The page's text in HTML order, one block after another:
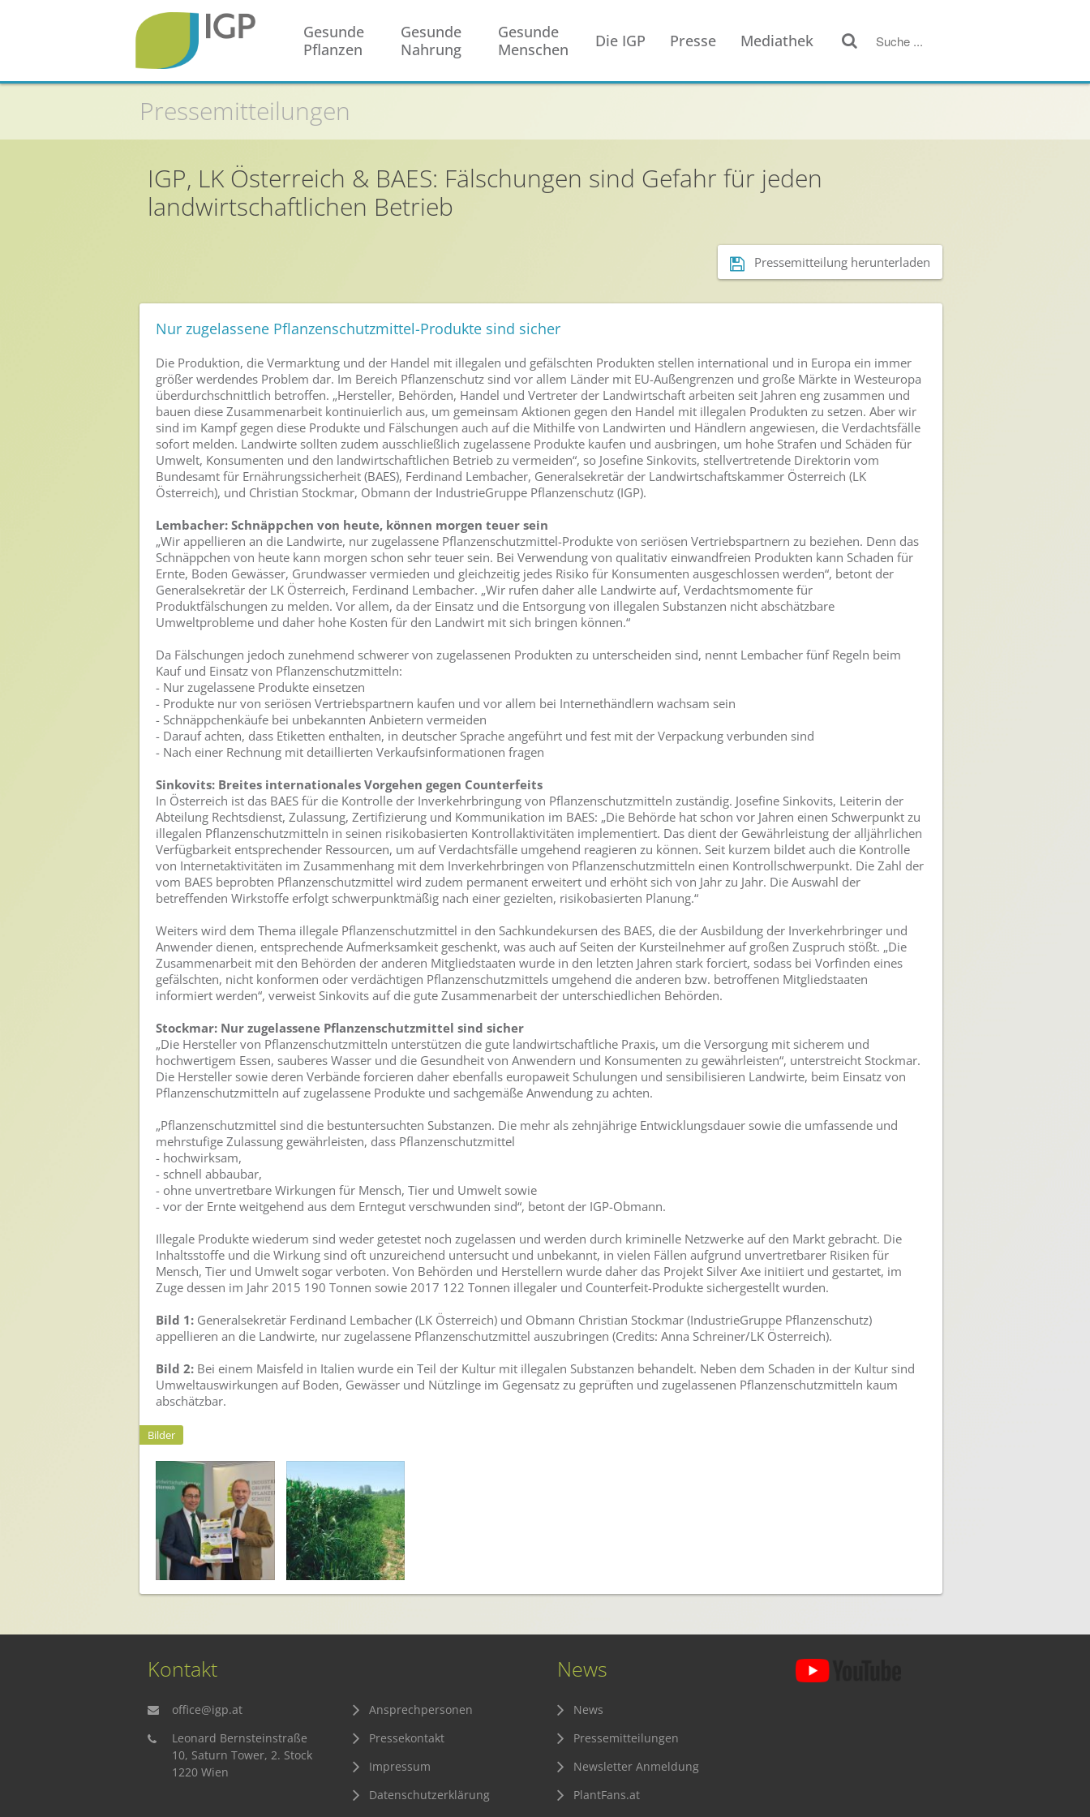
Gesunde Pflanzen
Integrierter Pflanzenschutz
Nutzen von Pflanzenschutzmitteln
Entsorgung von Pflanzenschutzmittel-Leergebinden
Gesunde
Pflanzen
Gesunde
Nahrung
Gesunde
Menschen
Die IGP Presse Mediathek
Pressemitteilungen
IGP, LK Österreich & BAES: Fälschungen sind Gefahr für jeden
landwirtschaftlichen Betrieb
Pressemitteilung herunterladen
Nur zugelassene Pflanzenschutzmittel-Produkte sind sicher
Die Produktion, die Vermarktung und der Handel mit illegalen und gefälschten Produkten stellen international und in Europa ein immer
größer werdendes Problem dar. Im Bereich Pflanzenschutz sind vor allem Länder mit EU-Außengrenzen und große Märkte in Westeuropa
überdurchschnittlich betroffen. „Hersteller, Behörden, Handel und Vertreter der Landwirtschaft arbeiten seit Jahren eng zusammen und
bauen diese Zusammenarbeit kontinuierlich aus, um gemeinsam Aktionen gegen den Handel mit illegalen Produkten zu setzen. Aber wir
sind im Kampf gegen diese Produkte und Fälschungen auch auf die Mithilfe von Landwirten und Händlern angewiesen, die Verdachtsfälle
sofort melden. Landwirte sollten zudem ausschließlich zugelassene Produkte kaufen und ausbringen, um hohe Strafen und Schäden für
Umwelt, Konsumenten und den landwirtschaftlichen Betrieb zu vermeiden“, so Josefine Sinkovits, stellvertretende Direktorin vom
Bundesamt für Ernährungssicherheit (BAES), Ferdinand Lembacher, Generalsekretär der Landwirtschaftskammer Österreich (LK
Österreich), und Christian Stockmar, Obmann der IndustrieGruppe Pflanzenschutz (IGP).
Lembacher: Schnäppchen von heute, können morgen teuer sein
„Wir appellieren an die Landwirte, nur zugelassene Pflanzenschutzmittel-Produkte von seriösen Vertriebspartnern zu beziehen. Denn das
Schnäppchen von heute kann morgen schon sehr teuer sein. Bei Verwendung von qualitativ einwandfreien Produkten kann Schaden für
Ernte, Boden Gewässer, Grundwasser vermieden und gleichzeitig jedes Risiko für Konsumenten ausgeschlossen werden“, betont der
Generalsekretär der LK Österreich, Ferdinand Lembacher. „Wir rufen daher alle Landwirte auf, Verdachtsmomente für
Produktfälschungen zu melden. Vor allem, da der Einsatz und die Entsorgung von illegalen Substanzen nicht abschätzbare
Umweltprobleme und daher hohe Kosten für den Landwirt mit sich bringen können.“
Da Fälschungen jedoch zunehmend schwerer von zugelassenen Produkten zu unterscheiden sind, nennt Lembacher fünf Regeln beim
Kauf und Einsatz von Pflanzenschutzmitteln:
- Nur zugelassene Produkte einsetzen
- Produkte nur von seriösen Vertriebspartnern kaufen und vor allem bei Internethändlern wachsam sein
- Schnäppchenkäufe bei unbekannten Anbietern vermeiden
- Darauf achten, dass Etiketten enthalten, in deutscher Sprache angeführt und fest mit der Verpackung verbunden sind
- Nach einer Rechnung mit detaillierten Verkaufsinformationen fragen
Sinkovits: Breites internationales Vorgehen gegen Counterfeits
In Österreich ist das BAES für die Kontrolle der Inverkehrbringung von Pflanzenschutzmitteln zuständig. Josefine Sinkovits, Leiterin der
Abteilung Rechtsdienst, Zulassung, Zertifizierung und Kommunikation im BAES: „Die Behörde hat schon vor Jahren einen Schwerpunkt zu
illegalen Pflanzenschutzmitteln in seinen risikobasierten Kontrollaktivitäten implementiert. Das dient der Gewährleistung der alljährlichen
Verfügbarkeit entsprechender Ressourcen, um auf Verdachtsfälle umgehend reagieren zu können. Seit kurzem bildet auch die Kontrolle
von Internetaktivitäten im Zusammenhang mit dem Inverkehrbringen von Pflanzenschutzmitteln einen Kontrollschwerpunkt. Die Zahl der
vom BAES beprobten Pflanzenschutzmittel wird zudem permanent erweitert und erhöht sich von Jahr zu Jahr. Die Auswahl der
betreffenden Wirkstoffe erfolgt schwerpunktmäßig nach einer gezielten, risikobasierten Planung.“
Weiters wird dem Thema illegale Pflanzenschutzmittel in den Sachkundekursen des BAES, die der Ausbildung der Inverkehrbringer und
Anwender dienen, entsprechende Aufmerksamkeit geschenkt, was auch auf Seiten der Kursteilnehmer auf großen Zuspruch stößt. „Die
Zusammenarbeit mit den Behörden der anderen Mitgliedstaaten wurde in den letzten Jahren stark forciert, sodass bei Vorfinden eines
gefälschten, nicht konformen oder verdächtigen Pflanzenschutzmittels umgehend die anderen bzw. betroffenen Mitgliedstaaten
informiert werden“, verweist Sinkovits auf die gute Zusammenarbeit der unterschiedlichen Behörden.
Stockmar: Nur zugelassene Pflanzenschutzmittel sind sicher
„Die Hersteller von Pflanzenschutzmitteln unterstützen die gute landwirtschaftliche Praxis, um die Versorgung mit sicherem und
hochwertigem Essen, sauberes Wasser und die Gesundheit von Anwendern und Konsumenten zu gewährleisten“, unterstreicht Stockmar.
Die Hersteller sowie deren Verbände forcieren daher ebenfalls europaweit Schulungen und sensibilisieren Landwirte, beim Einsatz von
Pflanzenschutzmitteln auf zugelassene Produkte und sachgemäße Anwendung zu achten.
„Pflanzenschutzmittel sind die bestuntersuchten Substanzen. Die mehr als zehnjährige Entwicklungsdauer sowie die umfassende und
mehrstufige Zulassung gewährleisten, dass Pflanzenschutzmittel
- hochwirksam,
- schnell abbaubar,
- ohne unvertretbare Wirkungen für Mensch, Tier und Umwelt sowie
- vor der Ernte weitgehend aus dem Erntegut verschwunden sind“, betont der IGP-Obmann.
Illegale Produkte wiederum sind weder getestet noch zugelassen und werden durch kriminelle Netzwerke auf den Markt gebracht. Die
Inhaltsstoffe und die Wirkung sind oft unzureichend untersucht und unbekannt, in vielen Fällen aufgrund unvertretbarer Risiken für
Mensch, Tier und Umwelt sogar verboten. Von Behörden und Herstellern wurde daher das Projekt Silver Axe initiiert und gestartet, im
Zuge dessen im Jahr 2015 190 Tonnen sowie 2017 122 Tonnen illegaler und Counterfeit-Produkte sichergestellt wurden.
Bild 1: Generalsekretär Ferdinand Lembacher (LK Österreich) und Obmann Christian Stockmar (IndustrieGruppe Pflanzenschutz)
appellieren an die Landwirte, nur zugelassene Pflanzenschutzmittel auszubringen (Credits: Anna Schreiner/LK Österreich).
Bild 2: Bei einem Maisfeld in Italien wurde ein Teil der Kultur mit illegalen Substanzen behandelt. Neben dem Schaden in der Kultur sind
Umweltauswirkungen auf Boden, Gewässer und Nützlinge im Gegensatz zu geprüften und zugelassenen Pflanzenschutzmitteln kaum
abschätzbar.
Bilder
Kontakt
office@igp.at
Leonard Bernsteinstraße
10, Saturn Tower, 2. Stock
1220 Wien
Ansprechpersonen
Pressekontakt
Impressum
Datenschutzerklärung
News
News
Pressemitteilungen
Newsletter Anmeldung
PlantFans.at